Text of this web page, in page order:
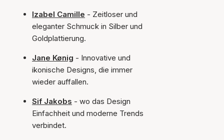
Izabel Camille - Zeitloser und
eleganter Schmuck in Silber und
Goldplattierung.
Jane Kønig - Innovative und
ikonische Designs, die immer
wieder auffallen.
Sif Jakobs - wo das Design
Einfachheit und moderne Trends
verbindet.